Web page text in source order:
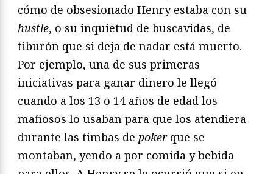
cómo de obsesionado Henry estaba con su
hustle, o su inquietud de buscavidas, de
tiburón que si deja de nadar está muerto.
Por ejemplo, una de sus primeras
iniciativas para ganar dinero le llegó
cuando a los 13 o 14 años de edad los
mafiosos lo usaban para que los atendiera
durante las timbas de pokerque se
montaban, yendo a por comida y bebida